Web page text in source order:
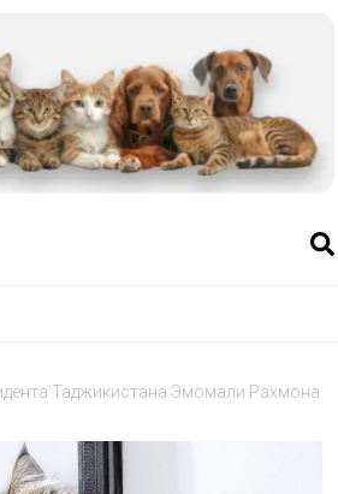
Таджикистана Эмомали Рахмона